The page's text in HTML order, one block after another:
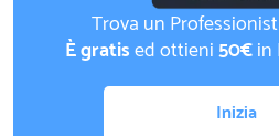
Trova un
È gratised ottieni50€in
Inizia